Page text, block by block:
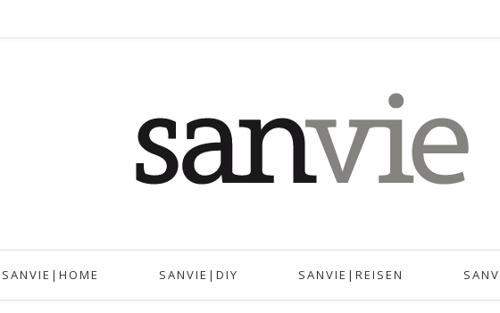
SANVIE|HOME SANVIE|DIY SANVIE|REISEN